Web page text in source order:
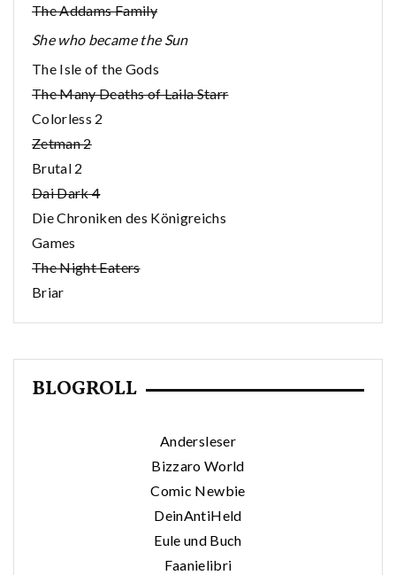
The Addams Family
She who became the Sun
The Isle of the Gods
The Many Deaths of Laila Starr
Colorless 2
Zetman 2
Brutal 2
Dai Dark 4
Die Chroniken des Königreichs
Games
The Night Eaters
Briar
BLOGROLL
Andersleser
Bizzaro World
Comic Newbie
DeinAntiHeld
Eule und Buch
Faanielibri